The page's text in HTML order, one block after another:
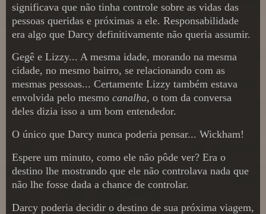
significava que não tinha controle sobre as vidas das
pessoas queridas e próximas a ele. Responsabilidade
era algo que Darcy definitivamente não queria assumir.
Gegê e Lizzy... A mesma idade, morando na mesma
cidade, no mesmo bairro, se relacionando com as
mesmas pessoas... Certamente Lizzy também estava
envolvida pelo mesmo canalha, o tom da conversa
deles dizia isso a um bom entendedor.
O único que Darcy nunca poderia pensar... Wickham!
Espere um minuto, como ele não pôde ver? Era o
destino lhe mostrando que ele não controlava nada que
não lhe fosse dada a chance de controlar.
Darcy poderia decidir o destino de sua próxima viagem,